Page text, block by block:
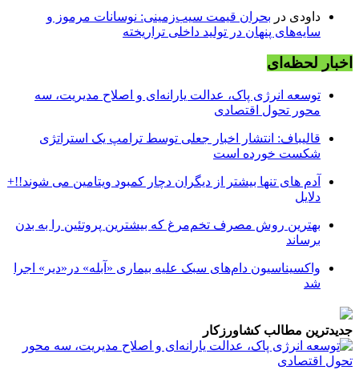
داودی در بحران قیمت سیب‌زمینی: نوسانات مرموز و
سایه‌های پنهان در تولید داخلی تراریخته
اخبار لحظه‌ای
توسعه انرژی پاک، عدالت یارانه‌ای و اصلاح مدیریت، سه
محور تحول اقتصادی
قالیباف: انتشار اخبار جعلی توسط ترامپ یک استراتژی
شکست خورده است
آدم های تنها بیشتر از دیگران دچار کمبود ویتامین می شوند!!+
دلایل
بهترین روش مصرف تخم‌مرغ که بیشترین پروتئین را به بدن
برساند
واکسیناسیون دام‌های سبک علیه بیماری «آبله» در«دیر» اجرا
شد
جدیدترین مطالب کشاورزکار